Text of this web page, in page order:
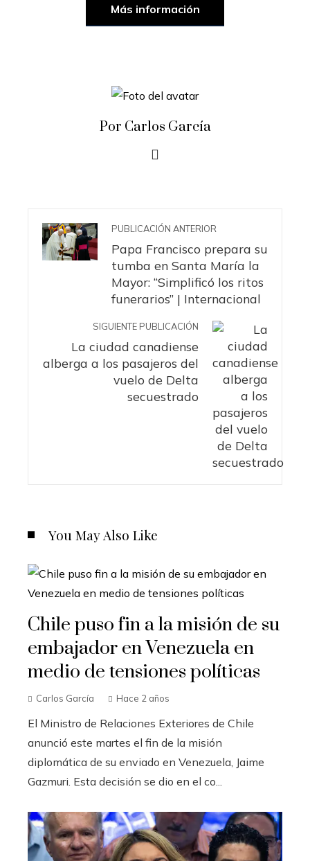
Más información
Por Carlos García
PUBLICACIÓN ANTERIOR
Papa Francisco prepara su
tumba en Santa María la
Mayor: “Simplificó los ritos
funerarios” | Internacional
SIGUIENTE PUBLICACIÓN
La ciudad canadiense
alberga a los pasajeros del
vuelo de Delta
secuestrado
You May Also Like
Chile puso fin a la misión de su
embajador en Venezuela en
medio de tensiones políticas
Carlos García Hace 2 años
El Ministro de Relaciones Exteriores de Chile
anunció este martes el fin de la misión
diplomática de su enviado en Venezuela, Jaime
Gazmuri. Esta decisión se dio en el co...